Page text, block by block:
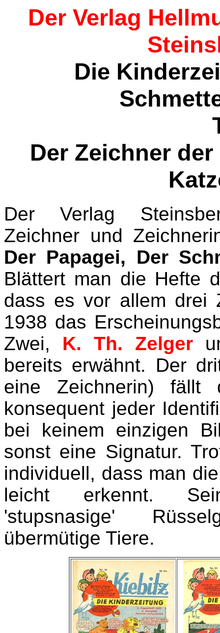
Der Verlag
Die
Der Zeichner
Der Verlag
Zeichner und
Der Papagei, Der
Blättert man die Hefte
dass es vor allem drei
1938 das
Zwei, K. Th. Zelger
bereits erwähnt. Der
eine Zeichnerin)
konsequent jeder
bei keinem einzigen
sonst eine Signatur.
individuell, dass man
leicht erkennt.
'stupsnasige'
übermütige Tiere.